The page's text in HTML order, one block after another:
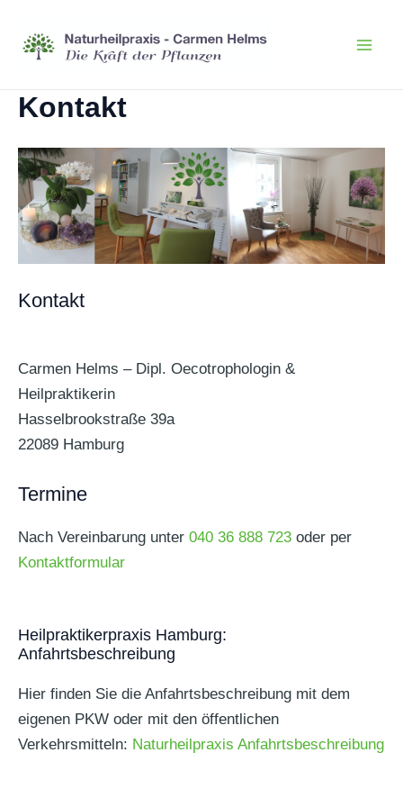
Inhalt
springen
Kontakt
Kontakt
Carmen Helms – Dipl. Oecotrophologin &
Heilpraktikerin
Hasselbrookstraße 39a
22089 Hamburg
Termine
Nach Vereinbarung unter 040 36 888 723 oder per
Kontaktformular
Heilpraktikerpraxis Hamburg:
Anfahrtsbeschreibung
Hier finden Sie die Anfahrtsbeschreibung mit dem
eigenen PKW oder mit den öffentlichen
Verkehrsmitteln: Naturheilpraxis Anfahrtsbeschreibung